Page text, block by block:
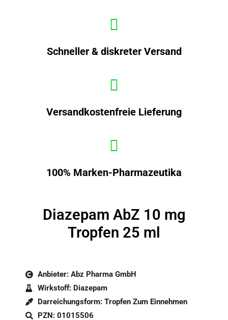
Schneller & diskreter Versand
Versandkostenfreie Lieferung
100% Marken-Pharmazeutika
Diazepam AbZ 10 mg
Tropfen 25 ml
Anbieter: Abz Pharma GmbH
Wirkstoff: Diazepam
Darreichungsform: Tropfen Zum Einnehmen
PZN: 01015506